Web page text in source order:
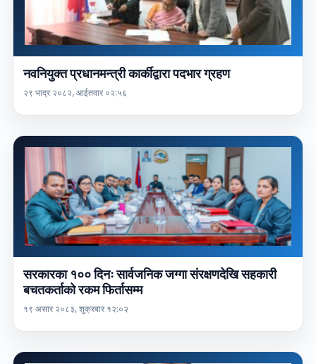
नवनियुक्त प्रधानमन्त्री कार्कीद्वारा पदभार ग्रहण
२९ भाद्र २०८२, आईतवार ०२:५६
सरकारका १०० दिनः सार्वजनिक जग्गा संरक्षणदेखि सहकारी
बचतकर्ताको रकम फिर्तासम्म
१९ असार २०८३, शुक्रबार १२:०२